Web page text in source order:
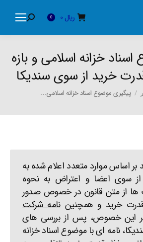
ریال 0
Search:
خزانه اسلامی و بازه
خرید از سوی سندیکا
پیگیری موضوع اسناد خزانه اسلامی…
بر اساس موارد متعدد اعلام شده به
از سوی اعضا و اعتراض به نحوه
ها از متن قانون در خصوص صدور
خرید و همچنیننامه شرکت
این خصوص، پس از بررسی های
نامه ای با موضوع اسناد خزانه